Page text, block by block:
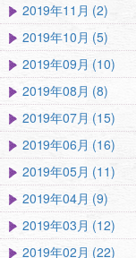
2019年11月 (2)
2019年10月 (5)
2019年09月 (10)
2019年08月 (8)
2019年07月 (15)
2019年06月 (16)
2019年05月 (11)
2019年04月 (9)
2019年03月 (12)
2019年02月 (22)